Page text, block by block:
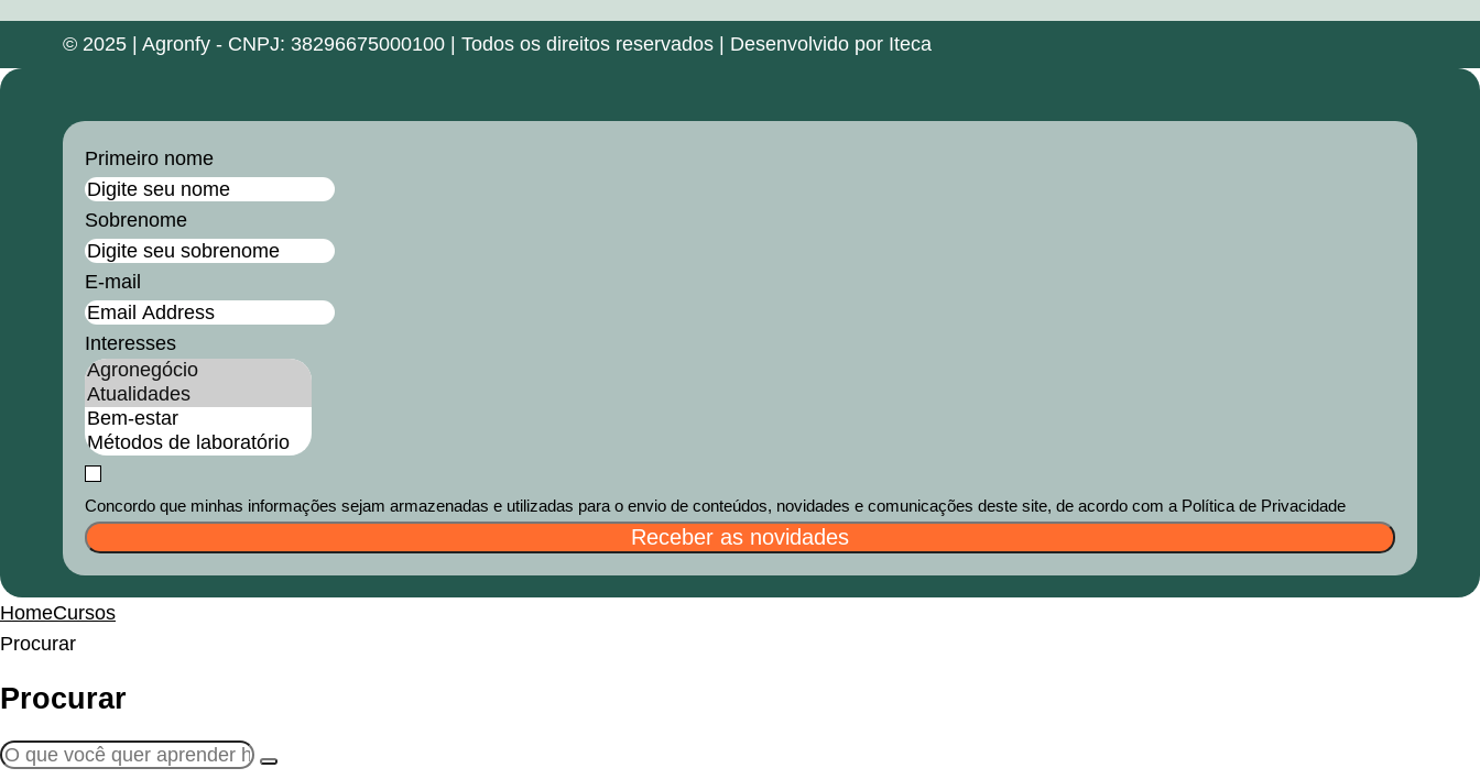
© 2025 | Agronfy - CNPJ: 38296675000100 | Todos os direitos reservados | Desenvolvido por Iteca
Primeiro nome
Sobrenome
E-mail
Interesses
Concordo que minhas informações sejam armazenadas e utilizadas para o envio de conteúdos, novidades e comunicações deste site, de acordo com a Política de Privacidade
Receber as novidades
HomeCursos
Procurar
Procurar